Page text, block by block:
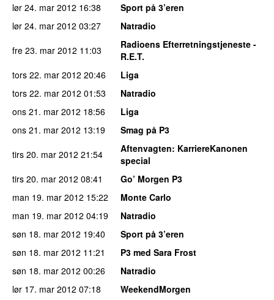
lør 24. mar 2012 16:38
Sport på 3’eren
lør 24. mar 2012 03:27
Natradio
fre 23. mar 2012 11:03
Radioens Efterretningstjeneste -
R.E.T.
tors 22. mar 2012 20:46
Liga
tors 22. mar 2012 01:53
Natradio
ons 21. mar 2012 18:56
Liga
ons 21. mar 2012 13:19
Smag på P3
tirs 20. mar 2012 21:54 Aftenvagten: KarriereKanonen
special
tirs 20. mar 2012 08:41
Go’ Morgen P3
man 19. mar 2012 15:22
Monte Carlo
man 19. mar 2012 04:19
Natradio
søn 18. mar 2012 19:40
Sport på 3’eren
søn 18. mar 2012 11:21
P3 med Sara Frost
søn 18. mar 2012 00:26
Natradio
lør 17. mar 2012 07:18
WeekendMorgen